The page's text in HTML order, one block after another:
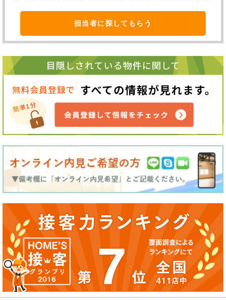
担当者に探してもらう